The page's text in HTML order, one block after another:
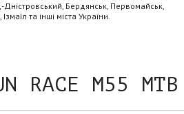
Дністровський, Бердянськ, Первомайськ,
та інші міста України.
RACE M55 MTB